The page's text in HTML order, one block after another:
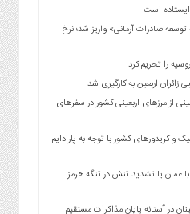
ایستاده است
توسعه صادرات آرمانی» واریز شد؛ نرخ
زائر حسینی از مرزهای اربعینی کشور در سفرهای
و کریدورهای کشور با توجه به پارادایم
عمان یا تشدید تنش در تنگه هرمز
در آستانه پایان مذاکرات مستقیم